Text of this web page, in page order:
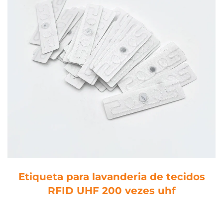
Etiqueta para lavanderia de tecidos
RFID UHF 200 vezes uhf